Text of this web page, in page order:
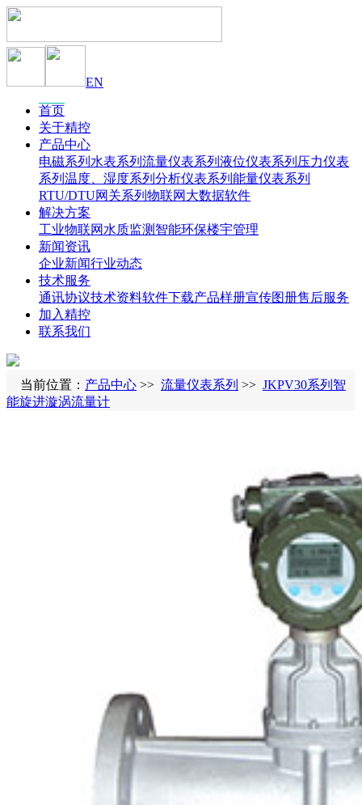
EN
首页
关于精控
产品中心
电磁系列 水表系列 流量仪表系列 液位仪表系列 压力仪表
系列 温度、湿度系列 分析仪表系列 能量仪表系列
RTU/DTU网关系列 物联网大数据软件
解决方案
工业物联网 水质监测 智能环保楼宇管理
新闻资讯
企业新闻行业动态
技术服务
通讯协议技术资料软件下载产品样册宣传图册售后服务
加入精控
联系我们
当前位置： 产品中心 >> 流量仪表系列 >> JKPV30系列智
能旋进漩涡流量计